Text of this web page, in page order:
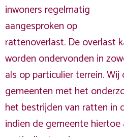
inwoners regelmatig
aangesproken op
rattenoverlast. De overlast
worden ondervonden in
als op particulier terrein.
gemeenten met het
het bestrijden van ratten in
indien de gemeente